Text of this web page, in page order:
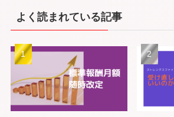
よく読まれている記事